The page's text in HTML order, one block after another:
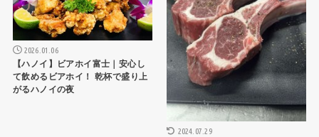
2026.01.06
【ハノイ】ビアホイ富士｜安心し
て飲めるビアホイ！ 乾杯で盛り上
がるハノイの夜
2024.07.29